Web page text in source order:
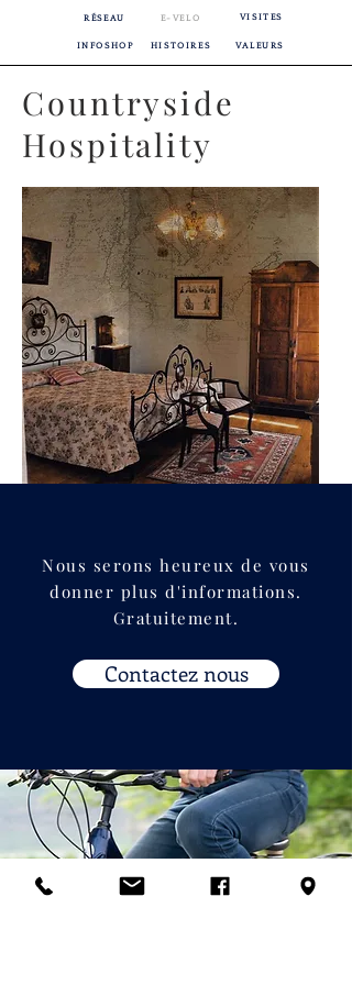
RÉSEAU E-VELO VISITES
INFOSHOP HISTOIRES VALEURS
Countryside
Hospitality
Nous serons heureux de vous
donner plus d'informations.
Gratuitement.
Contactez nous